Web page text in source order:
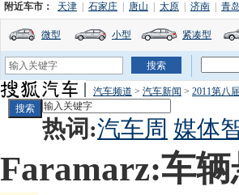
附近车市： 天津 石家庄 唐山 太原 济南 青岛
微型 小型 紧凑型
汽车频道 > 汽车新闻 > 2011第八
热词:汽车周 媒体
Faramarz:车